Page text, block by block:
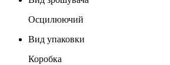
Осцилюючий
Вид упаковки
Коробка